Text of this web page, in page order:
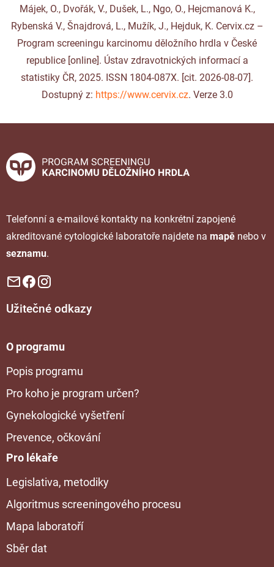
Májek, O., Dvořák, V., Dušek, L., Ngo, O., Hejcmanová K.,
Rybenská V., Šnajdrová, L., Mužík, J., Hejduk, K. Cervix.cz –
Program screeningu karcinomu děložního hrdla v České
republice [online]. Ústav zdravotnických informací a
statistiky ČR, 2025. ISSN 1804-087X. [cit. 2026-08-07].
Dostupný z: https://www.cervix.cz. Verze 3.0
Telefonní a e-mailové kontakty na konkrétní zapojené
akreditované cytologické laboratoře najdete na mapě nebo v
seznamu.
Užitečné odkazy
O programu
Popis programu
Pro koho je program určen?
Gynekologické vyšetření
Prevence, očkování
Pro lékaře
Legislativa, metodiky
Algoritmus screeningového procesu
Mapa laboratoří
Sběr dat